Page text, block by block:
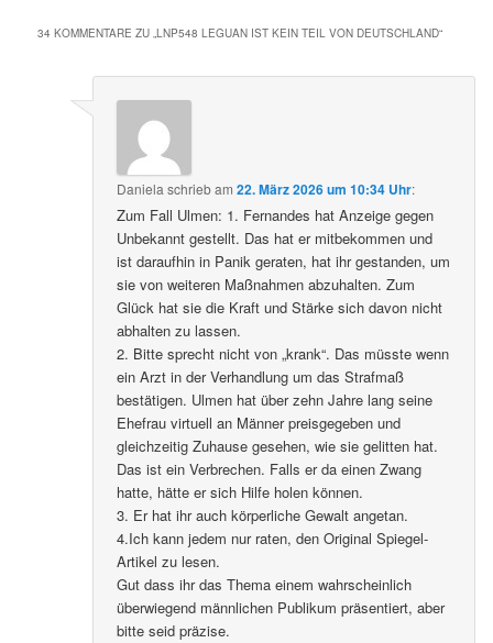
34 KOMMENTARE ZU „LNP548 LEGUAN IST KEIN TEIL VON DEUTSCHLAND“
Daniela schriebam22. März 2026 um 10:34 Uhr:
Zum Fall Ulmen: 1. Fernandes hat Anzeige gegen
Unbekannt gestellt. Das hat er mitbekommen und
ist daraufhin in Panik geraten, hat ihr gestanden, um
sie von weiteren Maßnahmen abzuhalten. Zum
Glück hat sie die Kraft und Stärke sich davon nicht
abhalten zu lassen.
2. Bitte sprecht nicht von „krank“. Das müsste wenn
ein Arzt in der Verhandlung um das Strafmaß
bestätigen. Ulmen hat über zehn Jahre lang seine
Ehefrau virtuell an Männer preisgegeben und
gleichzeitig Zuhause gesehen, wie sie gelitten hat.
Das ist ein Verbrechen. Falls er da einen Zwang
hatte, hätte er sich Hilfe holen können.
3. Er hat ihr auch körperliche Gewalt angetan.
4.Ich kann jedem nur raten, den Original Spiegel-
Artikel zu lesen.
Gut dass ihr das Thema einem wahrscheinlich
überwiegend männlichen Publikum präsentiert, aber
bitte seid präzise.